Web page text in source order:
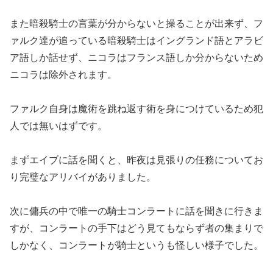
また暗殺騎士の言葉が分からないと操ることが出来ず、フ
ァルク達が追っている暗殺騎士はイングランド語とアラビ
ア語しか話せず、ニコラはフランス語しか分からないため
ニコラは除外されます。
ファルク自身は魔術を跳ね返す術を身につけているため犯
人では無いはずです。
まずエイブに話を聞くと、昨夜は見張りの任務についてお
り完璧なアリバイがありました。
次に傭兵の中で唯一の騎士コンラートに話を聞きに行きま
すが、コンラートの手下はどう見てもならず者の集まりで
しかなく、コンラートが騎士というも怪しい様子でした。